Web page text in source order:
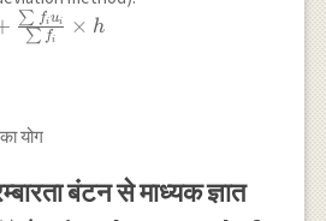
f_i} \times h
∑ fi
∑ fiui × h
योग
बंटन से माध्यक ज्ञात